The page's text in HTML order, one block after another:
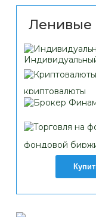
Ленивые
криптовалюты
фондовой